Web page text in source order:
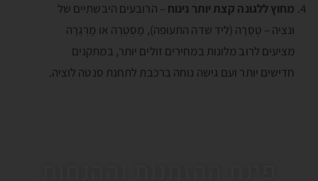
מחוץ ללגונה קצת יותר נינוח – הרובעים היבשתיים של
ונציה – טֶסֶרָה (ליד שדה התעופה), מֶסְטְרֶה או מֶרְגֶרָה
מציעים לרוב מלונות במחירים זולים יותר, במתקנים
חדישים יותר ועם גישה נוחה ברכבת לתחנת סנטה לוציה.